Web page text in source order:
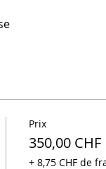
Prix
350,00 CHF
+ 8,75 CHF de